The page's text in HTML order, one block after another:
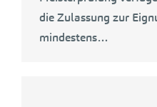
die Zulassung zur
mindestens…